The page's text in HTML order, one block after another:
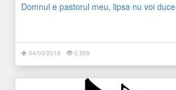
Domnul e pastorul meu, lipsa nu voi duce
04/03/2018 2.509